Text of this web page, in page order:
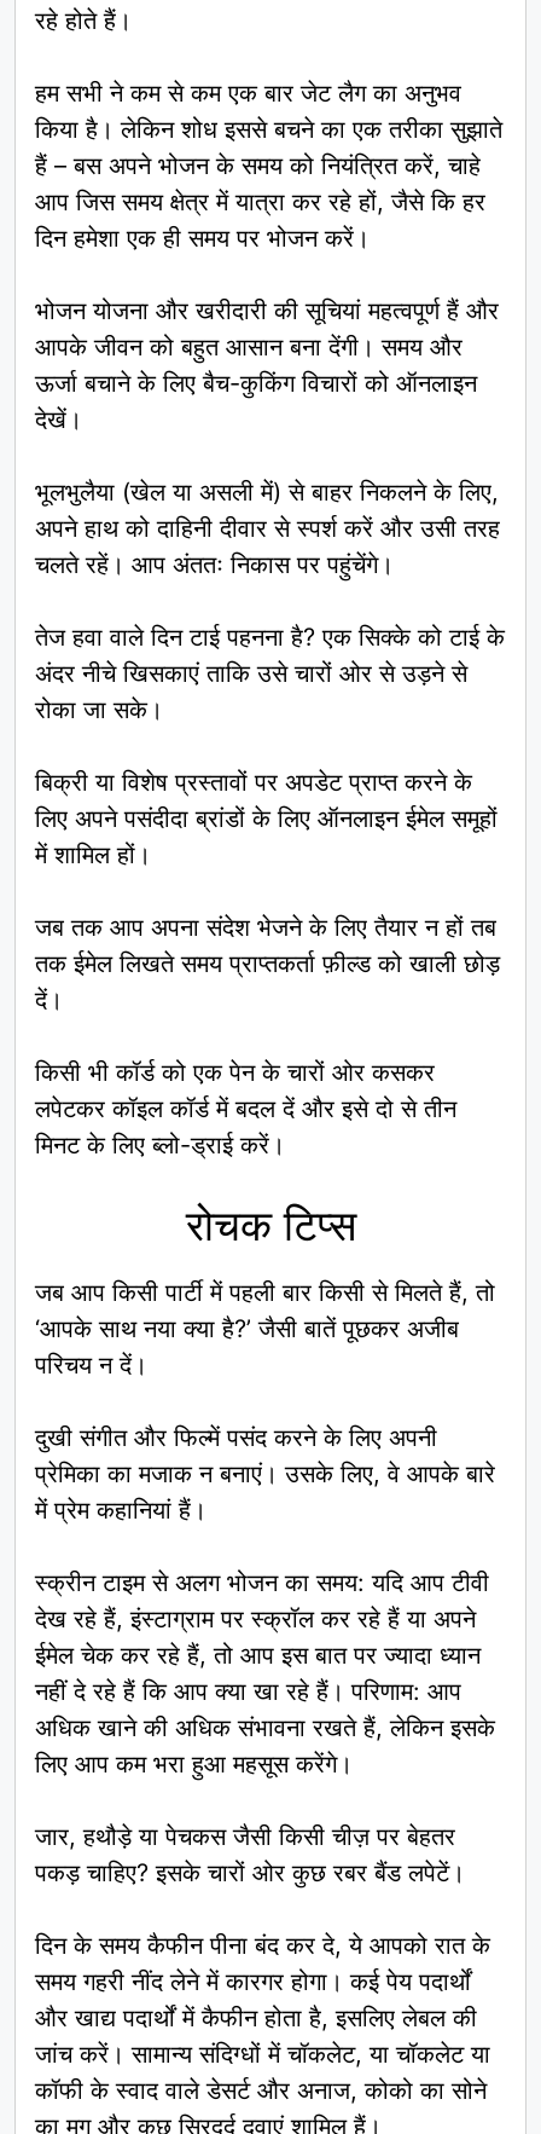
रहे होते हैं।
हम सभी ने कम से कम एक बार जेट लैग का अनुभव
किया है। लेकिन शोध इससे बचने का एक तरीका सुझाते
हैं – बस अपने भोजन के समय को नियंत्रित करें, चाहे
आप जिस समय क्षेत्र में यात्रा कर रहे हों, जैसे कि हर
दिन हमेशा एक ही समय पर भोजन करें।
भोजन योजना और खरीदारी की सूचियां महत्वपूर्ण हैं और
आपके जीवन को बहुत आसान बना देंगी। समय और
ऊर्जा बचाने के लिए बैच-कुकिंग विचारों को ऑनलाइन
देखें।
भूलभुलैया (खेल या असली में) से बाहर निकलने के लिए,
अपने हाथ को दाहिनी दीवार से स्पर्श करें और उसी तरह
चलते रहें। आप अंततः निकास पर पहुंचेंगे।
तेज हवा वाले दिन टाई पहनना है? एक सिक्के को टाई के
अंदर नीचे खिसकाएं ताकि उसे चारों ओर से उड़ने से
रोका जा सके।
बिक्री या विशेष प्रस्तावों पर अपडेट प्राप्त करने के
लिए अपने पसंदीदा ब्रांडों के लिए ऑनलाइन ईमेल समूहों
में शामिल हों।
जब तक आप अपना संदेश भेजने के लिए तैयार न हों तब
तक ईमेल लिखते समय प्राप्तकर्ता फ़ील्ड को खाली छोड़
दें।
किसी भी कॉर्ड को एक पेन के चारों ओर कसकर
लपेटकर कॉइल कॉर्ड में बदल दें और इसे दो से तीन
मिनट के लिए ब्लो-ड्राई करें।
रोचक टिप्स
जब आप किसी पार्टी में पहली बार किसी से मिलते हैं, तो
‘आपके साथ नया क्या है?’ जैसी बातें पूछकर अजीब
परिचय न दें।
दुखी संगीत और फिल्में पसंद करने के लिए अपनी
प्रेमिका का मजाक न बनाएं। उसके लिए, वे आपके बारे
में प्रेम कहानियां हैं।
स्क्रीन टाइम से अलग भोजन का समय: यदि आप टीवी
देख रहे हैं, इंस्टाग्राम पर स्क्रॉल कर रहे हैं या अपने
ईमेल चेक कर रहे हैं, तो आप इस बात पर ज्यादा ध्यान
नहीं दे रहे हैं कि आप क्या खा रहे हैं। परिणाम: आप
अधिक खाने की अधिक संभावना रखते हैं, लेकिन इसके
लिए आप कम भरा हुआ महसूस करेंगे।
जार, हथौड़े या पेचकस जैसी किसी चीज़ पर बेहतर
पकड़ चाहिए? इसके चारों ओर कुछ रबर बैंड लपेटें।
दिन के समय कैफीन पीना बंद कर दे, ये आपको रात के
समय गहरी नींद लेने में कारगर होगा। कई पेय पदार्थों
और खाद्य पदार्थों में कैफीन होता है, इसलिए लेबल की
जांच करें। सामान्य संदिग्धों में चॉकलेट, या चॉकलेट या
कॉफी के स्वाद वाले डेसर्ट और अनाज, कोको का सोने
का मग और कुछ सिरदर्द दवाएं शामिल हैं।